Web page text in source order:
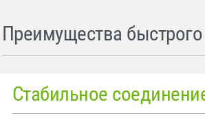
Преимущества
Стабильное